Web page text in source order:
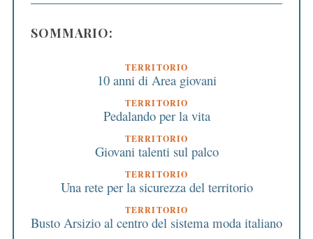
SOMMARIO:
TERRITORIO
10 anni di Area giovani
TERRITORIO
Pedalando per la vita
TERRITORIO
Giovani talenti sul palco
TERRITORIO
Una rete per la sicurezza del territorio
TERRITORIO
Busto Arsizio al centro del sistema moda italiano